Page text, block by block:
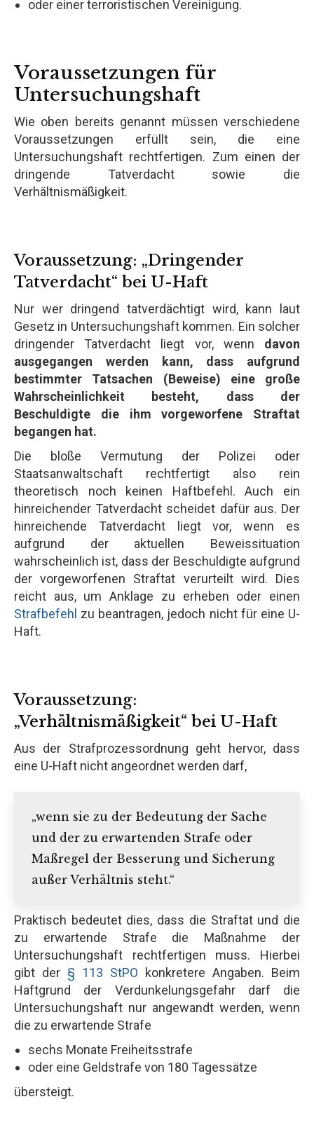
oder einer terroristischen Vereinigung.
Voraussetzungen für
Untersuchungshaft
Wie oben bereits genannt müssen verschiedene
Voraussetzungen erfüllt sein, die eine
Untersuchungshaft rechtfertigen. Zum einen der
dringende Tatverdacht sowie die
Verhältnismäßigkeit.
Voraussetzung: „Dringender
Tatverdacht“ bei U-Haft
Nur wer dringend tatverdächtigt wird, kann laut
Gesetz in Untersuchungshaft kommen. Ein solcher
dringender Tatverdacht liegt vor, wenn davon
ausgegangen werden kann, dass aufgrund
bestimmter Tatsachen (Beweise) eine große
Wahrscheinlichkeit besteht, dass der
Beschuldigte die ihm vorgeworfene Straftat
begangen hat.
Die bloße Vermutung der Polizei oder
Staatsanwaltschaft rechtfertigt also rein
theoretisch noch keinen Haftbefehl. Auch ein
hinreichender Tatverdacht scheidet dafür aus. Der
hinreichende Tatverdacht liegt vor, wenn es
aufgrund der aktuellen Beweissituation
wahrscheinlich ist, dass der Beschuldigte aufgrund
der vorgeworfenen Straftat verurteilt wird. Dies
reicht aus, um Anklage zu erheben oder einen
Strafbefehl zu beantragen, jedoch nicht für eine U-
Haft.
Voraussetzung:
„Verhältnismäßigkeit“ bei U-Haft
Aus der Strafprozessordnung geht hervor, dass
eine U-Haft nicht angeordnet werden darf,
„wenn sie zu der Bedeutung der Sache
und der zu erwartenden Strafe oder
Maßregel der Besserung und Sicherung
außer Verhältnis steht.“
Praktisch bedeutet dies, dass die Straftat und die
zu erwartende Strafe die Maßnahme der
Untersuchungshaft rechtfertigen muss. Hierbei
gibt der § 113 StPO konkretere Angaben. Beim
Haftgrund der Verdunkelungsgefahr darf die
Untersuchungshaft nur angewandt werden, wenn
die zu erwartende Strafe
sechs Monate Freiheitsstrafe
oder eine Geldstrafe von 180 Tagessätze
übersteigt.